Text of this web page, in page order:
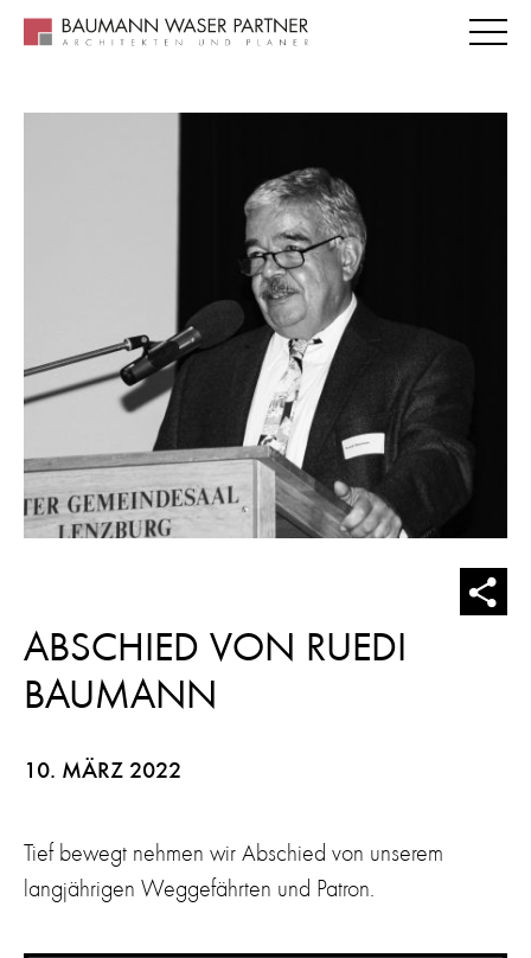
ABSCHIED VON RUEDI
BAUMANN
10. MÄRZ 2022
Tief bewegt nehmen wir Abschied von unserem
langjährigen Weggefährten und Patron.